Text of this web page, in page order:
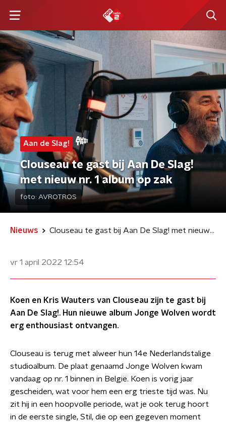
Aan de Slag!
Clouseau te gast bij Aan De Slag!
met nieuw nr. 1 album op zak
foto: AVROTROS
Nieuws Clouseau te gast bij Aan De Slag! met nieuw nr. 1 album op zak
vr 1 april 2022 12:54
Koen en Kris Wauters van Clouseau zijn te gast bij
Aan De Slag!. Hun nieuwe album Jonge Wolven wordt
erg enthousiast ontvangen.
Clouseau is terug met alweer hun 14e Nederlandstalige
studioalbum. De plaat genaamd Jonge Wolven kwam
vandaag op nr. 1 binnen in België. Koen is vorig jaar
gescheiden, wat voor hem een erg trieste tijd was. Nu
zit hij in een hoopvolle periode, wat je ook terug hoort
in de eerste single, Stil, die op een gegeven moment